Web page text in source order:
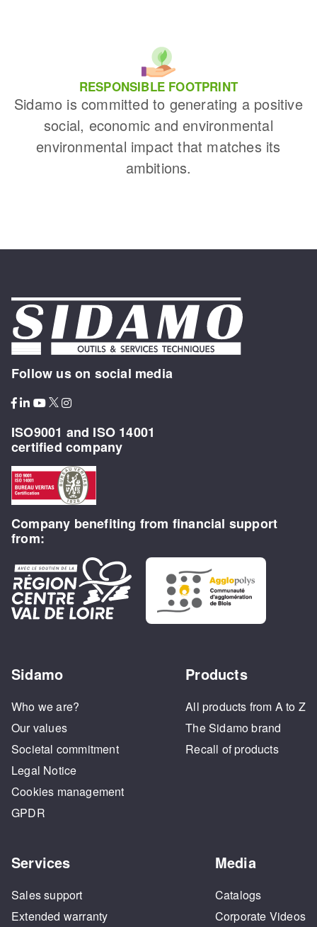
RESPONSIBLE FOOTPRINT
Sidamo is committed to generating a positive
social, economic and environmental
environmental impact that matches its
ambitions.
Follow us on social media
ISO9001 and ISO 14001
certified company
Company benefiting from financial support
from:
Sidamo
Who we are?
Our values
Societal commitment
Legal Notice
Cookies management
GPDR
Products
All products from A to Z
The Sidamo brand
Recall of products
Services
Sales support
Extended warranty
Media
Catalogs
Corporate Videos